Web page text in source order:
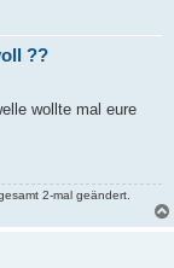
??
wollte mal eure
2-mal geändert.